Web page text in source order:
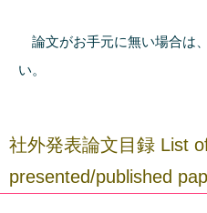
論文がお手元に無い場合は、
い。
社外発表論文目録 List
presented/published